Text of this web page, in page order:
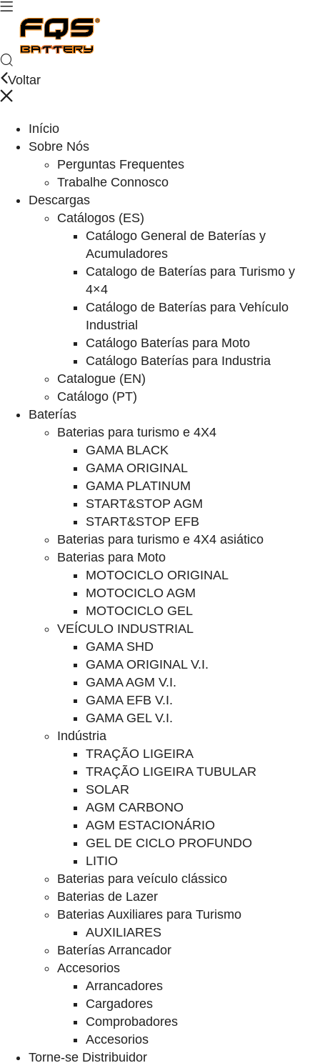
Voltar
Início
Sobre Nós
Perguntas Frequentes
Trabalhe Connosco
Descargas
Catálogos (ES)
Catálogo General de Baterías y
Acumuladores
Catalogo de Baterías para Turismo y
4×4
Catálogo de Baterías para Vehículo
Industrial
Catálogo Baterías para Moto
Catálogo Baterías para Industria
Catalogue (EN)
Catálogo (PT)
Baterías
Baterias para turismo e 4X4
GAMA BLACK
GAMA ORIGINAL
GAMA PLATINUM
START&STOP AGM
START&STOP EFB
Baterias para turismo e 4X4 asiático
Baterias para Moto
MOTOCICLO ORIGINAL
MOTOCICLO AGM
MOTOCICLO GEL
VEÍCULO INDUSTRIAL
GAMA SHD
GAMA ORIGINAL V.I.
GAMA AGM V.I.
GAMA EFB V.I.
GAMA GEL V.I.
Indústria
TRAÇÃO LIGEIRA
TRAÇÃO LIGEIRA TUBULAR
SOLAR
AGM CARBONO
AGM ESTACIONÁRIO
GEL DE CICLO PROFUNDO
LITIO
Baterias para veículo clássico
Baterias de Lazer
Baterias Auxiliares para Turismo
AUXILIARES
Baterías Arrancador
Accesorios
Arrancadores
Cargadores
Comprobadores
Accesorios
Torne-se Distribuidor